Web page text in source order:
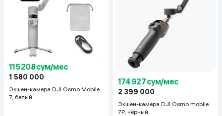
115 208 сум/мес
1 580 000
Экшен-камера DJI Osmo Mobile
7, белый
174 927 сум/мес
2 399 000
Экшен-камера DJI Osmo mobile
7P, чёрный